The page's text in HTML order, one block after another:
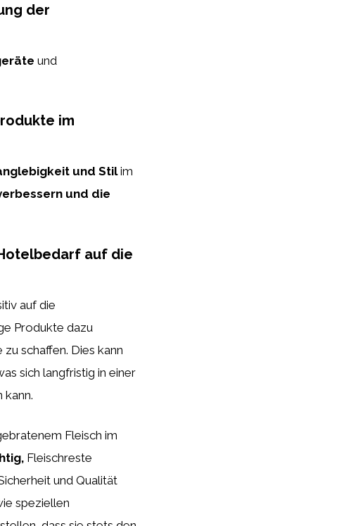
der
und
im
und Stilim
und die
auf die
auf die
Produkte dazu
schaffen. Dies kann
sich langfristig in einer
kann.
Fleisch im
Fleischreste
und Qualität
speziellen